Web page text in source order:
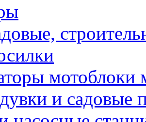
мотоблоки
и садовые